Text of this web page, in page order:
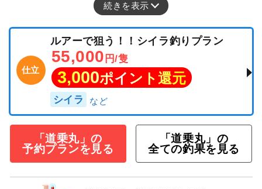
続きを表示
仕立
ルアーで狙う！！シイラ釣りプラン
55,000 円/隻
3,000ポイント還元
シイラ
「道乗丸」の
予約プランを見る
「道乗丸」の
全ての釣果を見る